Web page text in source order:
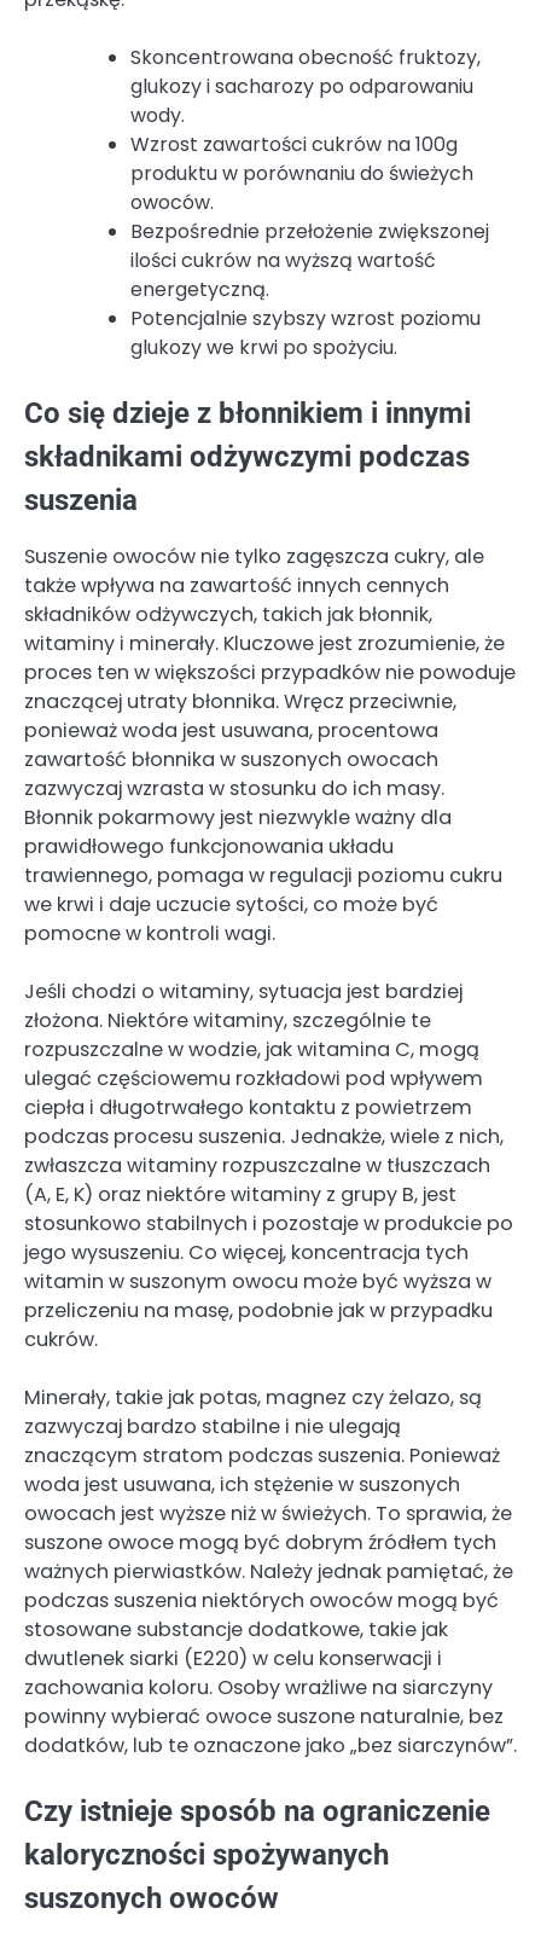
Skoncentrowana obecność fruktozy,
glukozy i sacharozy po odparowaniu
wody.
Wzrost zawartości cukrów na 100g
produktu w porównaniu do świeżych
owoców.
Bezpośrednie przełożenie zwiększonej
ilości cukrów na wyższą wartość
energetyczną.
Potencjalnie szybszy wzrost poziomu
glukozy we krwi po spożyciu.
Co się dzieje z błonnikiem i innymi
składnikami odżywczymi podczas
suszenia
Suszenie owoców nie tylko zagęszcza cukry, ale
także wpływa na zawartość innych cennych
składników odżywczych, takich jak błonnik,
witaminy i minerały. Kluczowe jest zrozumienie, że
proces ten w większości przypadków nie powoduje
znaczącej utraty błonnika. Wręcz przeciwnie,
ponieważ woda jest usuwana, procentowa
zawartość błonnika w suszonych owocach
zazwyczaj wzrasta w stosunku do ich masy.
Błonnik pokarmowy jest niezwykle ważny dla
prawidłowego funkcjonowania układu
trawiennego, pomaga w regulacji poziomu cukru
we krwi i daje uczucie sytości, co może być
pomocne w kontroli wagi.
Jeśli chodzi o witaminy, sytuacja jest bardziej
złożona. Niektóre witaminy, szczególnie te
rozpuszczalne w wodzie, jak witamina C, mogą
ulegać częściowemu rozkładowi pod wpływem
ciepła i długotrwałego kontaktu z powietrzem
podczas procesu suszenia. Jednakże, wiele z nich,
zwłaszcza witaminy rozpuszczalne w tłuszczach
(A, E, K) oraz niektóre witaminy z grupy B, jest
stosunkowo stabilnych i pozostaje w produkcie po
jego wysuszeniu. Co więcej, koncentracja tych
witamin w suszonym owocu może być wyższa w
przeliczeniu na masę, podobnie jak w przypadku
cukrów.
Minerały, takie jak potas, magnez czy żelazo, są
zazwyczaj bardzo stabilne i nie ulegają
znaczącym stratom podczas suszenia. Ponieważ
woda jest usuwana, ich stężenie w suszonych
owocach jest wyższe niż w świeżych. To sprawia, że
suszone owoce mogą być dobrym źródłem tych
ważnych pierwiastków. Należy jednak pamiętać, że
podczas suszenia niektórych owoców mogą być
stosowane substancje dodatkowe, takie jak
dwutlenek siarki (E220) w celu konserwacji i
zachowania koloru. Osoby wrażliwe na siarczyny
powinny wybierać owoce suszone naturalnie, bez
dodatków, lub te oznaczone jako „bez siarczynów”.
Czy istnieje sposób na ograniczenie
kaloryczności spożywanych
suszonych owoców